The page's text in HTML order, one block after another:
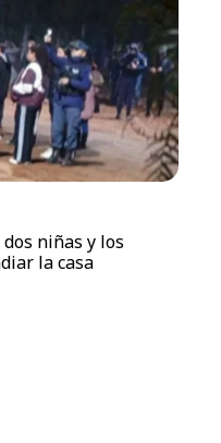
niñas y los
la casa